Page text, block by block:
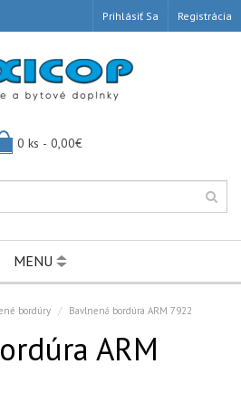
Prihlásiť Sa Registrácia
0 ks - 0,00€
MENU
bordúry Bavlnená bordúra ARM 7922
ARM